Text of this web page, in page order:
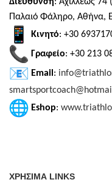
Παλαιό Φάληρο, Αθήνα,
Κινητό: +30
Γραφείο: +30 213
Email :
Eshop:
ΧΡΗΣΙΜΑ LINKS